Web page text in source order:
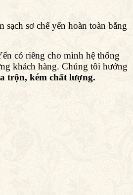
sơ chế yến hoàn toàn bằng
có riêng cho mình hệ thống
khách hàng. Chúng tôi hướng
trộn, kém chất lượng.